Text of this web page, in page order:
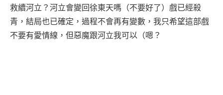
救續河立？河立會變回徐東天嗎（不要好了）戲已經殺
青，結局也已確定，過程不會再有變數，我只希望這部戲
不要有愛情線，但惡魔跟河立我可以（嗯？